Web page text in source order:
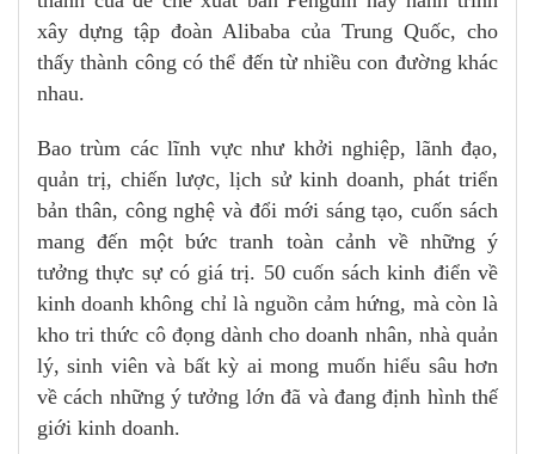
xây dựng tập đoàn Alibaba của Trung Quốc, cho
thấy thành công có thể đến từ nhiều con đường khác
nhau.
Bao trùm các lĩnh vực như khởi nghiệp, lãnh đạo,
quản trị, chiến lược, lịch sử kinh doanh, phát triển
bản thân, công nghệ và đổi mới sáng tạo, cuốn sách
mang đến một bức tranh toàn cảnh về những ý
tưởng thực sự có giá trị. 50 cuốn sách kinh điển về
kinh doanh không chỉ là nguồn cảm hứng, mà còn là
kho tri thức cô đọng dành cho doanh nhân, nhà quản
lý, sinh viên và bất kỳ ai mong muốn hiểu sâu hơn
về cách những ý tưởng lớn đã và đang định hình thế
giới kinh doanh.